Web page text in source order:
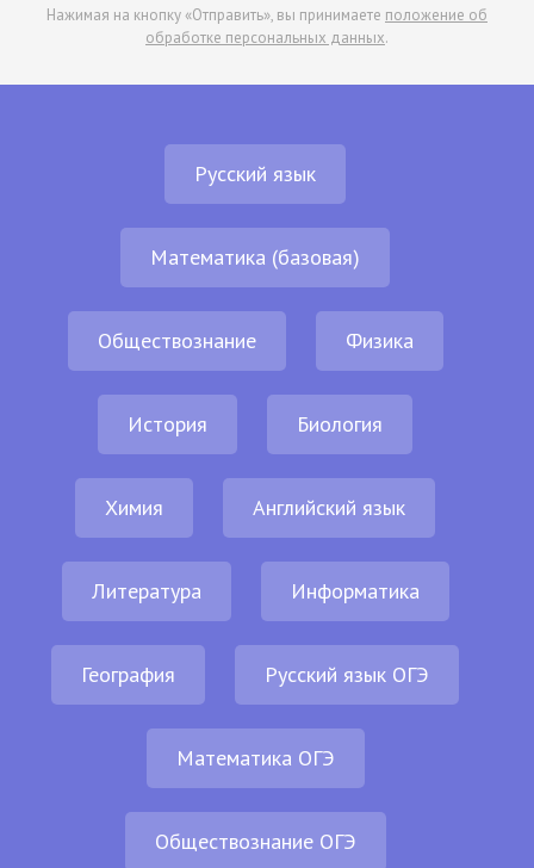
Нажимая на кнопку «Отправить», вы принимаете положение об
обработке персональных данных.
Русский язык
Математика (базовая)
Обществознание Физика
История Биология
Химия Английский язык
Литература Информатика
География Русский язык ОГЭ
Математика ОГЭ
Обществознание ОГЭ